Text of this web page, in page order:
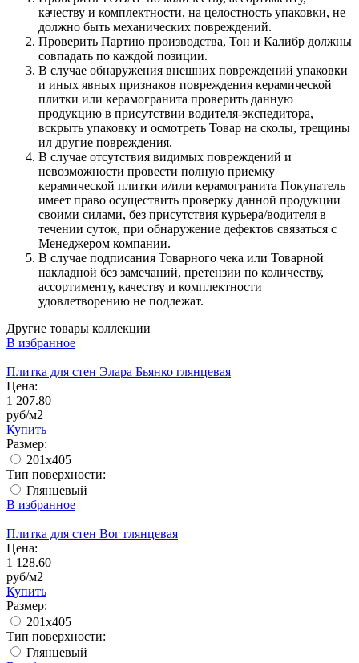
качеству и комплектности, на целостность упаковки, не
должно быть механических повреждений.
Проверить Партию производства, Тон и Калибр должны
совпадать по каждой позиции.
В случае обнаружения внешних повреждений упаковки
и иных явных признаков повреждения керамической
плитки или керамогранита проверить данную
продукцию в присутствии водителя-экспедитора,
вскрыть упаковку и осмотреть Товар на сколы, трещины
ил другие повреждения.
В случае отсутствия видимых повреждений и
невозможности провести полную приемку
керамической плитки и/или керамогранита Покупатель
имеет право осуществить проверку данной продукции
своими силами, без присутствия курьера/водителя в
течении суток, при обнаружение дефектов связаться с
Менеджером компании.
В случае подписания Товарного чека или Товарной
накладной без замечаний, претензии по количеству,
ассортименту, качеству и комплектности
удовлетворению не подлежат.
Другие товары коллекции
В избранное
Плитка для стен Элара Бьянко глянцевая
Цена:
1 207.80
руб/м2
Купить
Размер:
201x405
Тип поверхности:
Глянцевый
В избранное
Плитка для стен Вог глянцевая
Цена:
1 128.60
руб/м2
Купить
Размер:
201x405
Тип поверхности:
Глянцевый